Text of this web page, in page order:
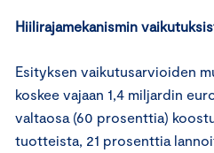
Hiilirajamekanismin
Esityksen vaikutusarvioiden
koskee vajaan 1,4 miljardin
valtaosa (60 prosenttia)
tuotteista, 21 prosenttia